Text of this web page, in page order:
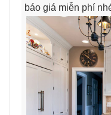
báo giá miễn phí